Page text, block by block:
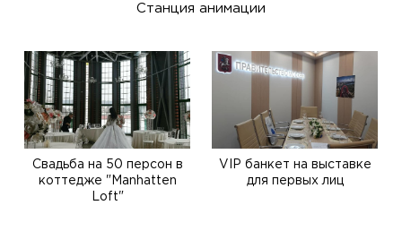
Станция анимации
Свадьба на 50 персон в
коттедже "Manhatten
Loft"
VIP банкет на выставке
для первых лиц